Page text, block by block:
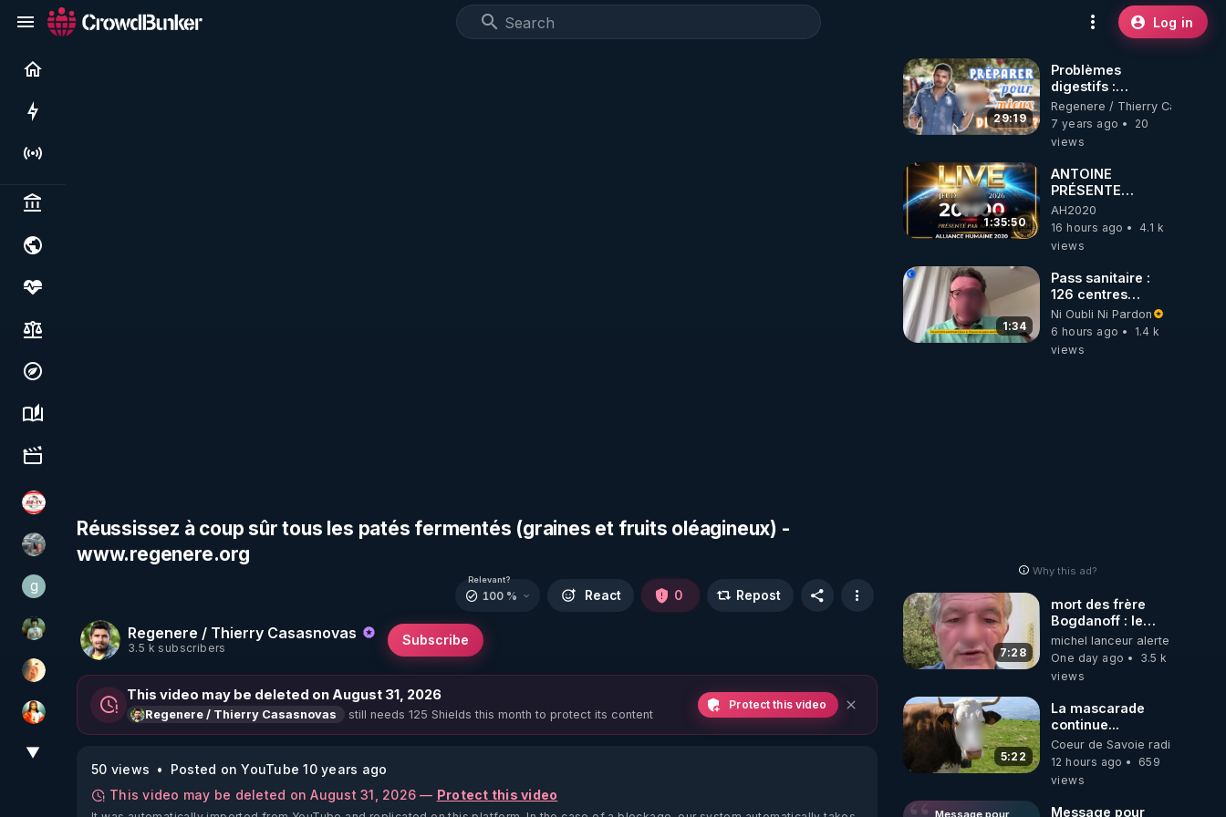
Log in
Live
Politics & institutions
Society, justice & freedoms
Economy, environment & technology
Science, history & spirituality
Culture, media & entertainment
JSF - TV
Ben Garneau
ggilo59
Sonmi-877
La Puce à l'oreille
L'autre son de cloche
▼
Réussissez à coup sûr tous les patés fermentés (graines et fruits oléagineux) -
www.regenere.org
Regenere / Thierry Casasnovas
3.5 k subscribers
Subscribe
Relevant?
100 % React 0 Repost
This video may be deleted on August 31, 2026
Regenere / Thierry Casasnovas still needs 125 Shields this month to protect its content
Protect this video
50 views
Posted on YouTube 10 years ago
This video may be deleted on August 31, 2026 — Protect this video
29:19
Problèmes
digestifs :
Préparer ses
aliments pour
mieux les digérer
Regenere / Thierry
7 years ago
20
views
1:35:50
ANTOINE
PRÉSENTE
AH2020 LE LIVE
20H ***DU
06/08/2026***
AH2020
16 hours ago
4.1 k
views
1:34
Pass sanitaire :
126 centres
commerciaux
concernés par
l'obligation dans
Ni Oubli Ni Pardon
6 hours ago
1.4 k
views
Why this ad?
7:28
mort des frère
Bogdanoff : le
mensonge d état
michel lanceur alerte
One day ago
3.5 k
views
5:22
La mascarade
continue...
Coeur de Savoie radioweb TV
12 hours ago
659
views
Message pour
Message pour